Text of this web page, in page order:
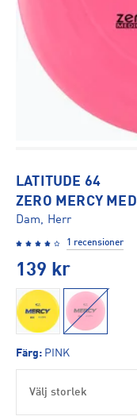
LATITUDE 64
ZERO MERCY
Dam, Herr
1 recensioner
139 kr
Färg: PINK
Välj storlek